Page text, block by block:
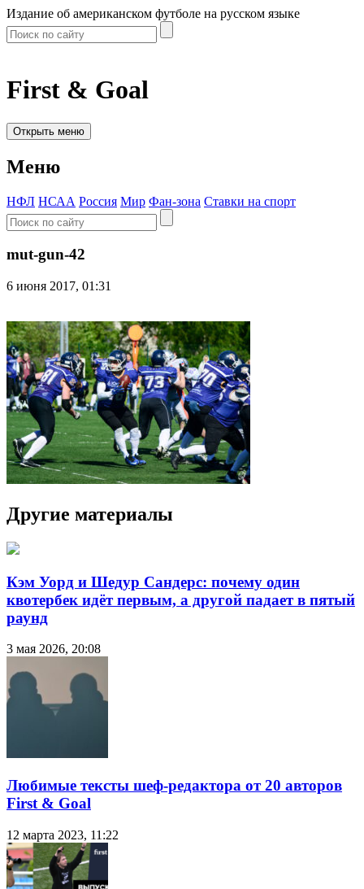
Издание об американском футболе на русском языке
First & Goal
Открыть меню
Меню
НФЛ НСАА Россия Мир Фан-зона Ставки на спорт
mut-gun-42
6 июня 2017, 01:31
Другие материалы
Кэм Уорд и Шедур Сандерс: почему один
квотербек идёт первым, а другой падает в пятый
раунд
3 мая 2026, 20:08
Любимые тексты шеф-редактора от 20 авторов
First & Goal
12 марта 2023, 11:22